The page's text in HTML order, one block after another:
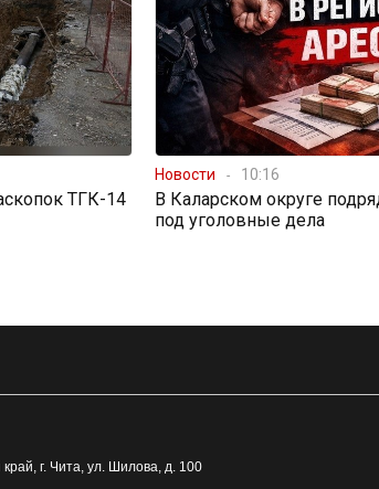
ТГК-14
Новости 10:16
В Каларском округе
под уголовные дела
г. Чита, ул. Шилова, д. 100